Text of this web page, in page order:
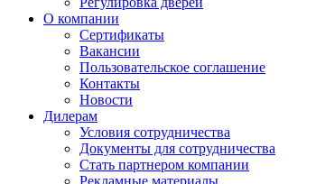
О компании
Сертификаты
Вакансии
Пользовательское соглашение
Контакты
Новости
Дилерам
Условия сотрудничества
Документы для сотрудничества
Стать партнером компании
Рекламные материалы